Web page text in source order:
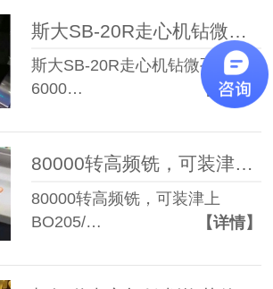
斯大SB-20R走心机钻微孔加装
6000…
【详情】
80000转高频铣，可装津上BO205/西铁城A20
80000转高频铣，可装津上
BO205/…
【详情】